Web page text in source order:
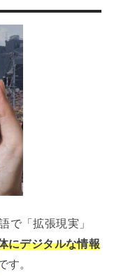
で「拡張現実」
にデジタルな情報
す。